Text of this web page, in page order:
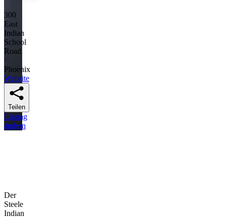
300
East
Indian
School
Road
·
Phoenix
Website
Teilen
Eintrag
ändern
Der
Steele
Indian